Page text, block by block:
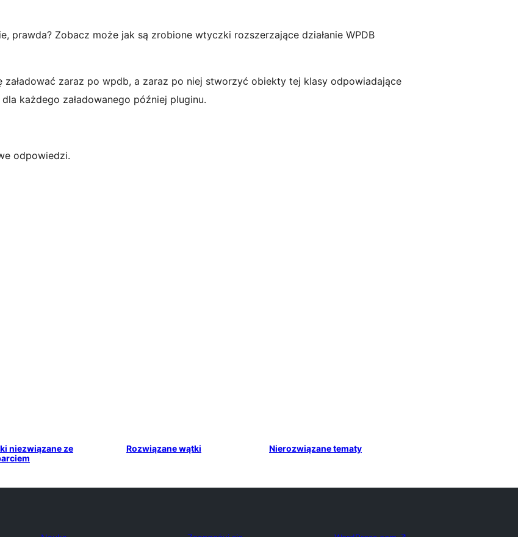
prawda? Zobacz może jak są zrobione wtyczki rozszerzające działanie WPDB
zaraz po wpdb, a zaraz po niej stworzyć obiekty tej klasy odpowiadające
każdego załadowanego później pluginu.
odpowiedzi.
niezwiązane ze
Rozwiązane wątki Nierozwiązane tematy